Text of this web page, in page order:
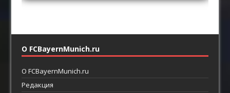
О FCBayernMunich.ru
О FCBayernMunich.ru
Редакция